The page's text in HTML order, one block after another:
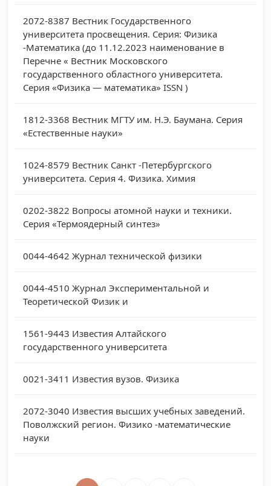
2072-8387 Вестник Государственного
университета просвещения. Серия: Физика
-Математика (до 11.12.2023 наименование в
Перечне « Вестник Московского
государственного областного университета.
Серия «Физика — математика» ISSN )
1812-3368 Вестник МГТУ им. Н.Э. Баумана. Серия
«Естественные науки»
1024-8579 Вестник Санкт -Петербургского
университета. Серия 4. Физика. Химия
0202-3822 Вопросы атомной науки и техники.
Серия «Термоядерный синтез»
0044-4642 Журнал технической физики
0044-4510 Журнал Экспериментальной и
Теоретической Физик и
1561-9443 Известия Алтайского
государственного университета
0021-3411 Известия вузов. Физика
2072-3040 Известия высших учебных заведений.
Поволжский регион. Физико -математические
науки